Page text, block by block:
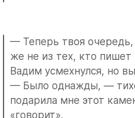
— Теперь твоя
же не из тех, кто
Вадим усмехнулся, но
— Было однажды, —
подарила мне этот
«говорит».